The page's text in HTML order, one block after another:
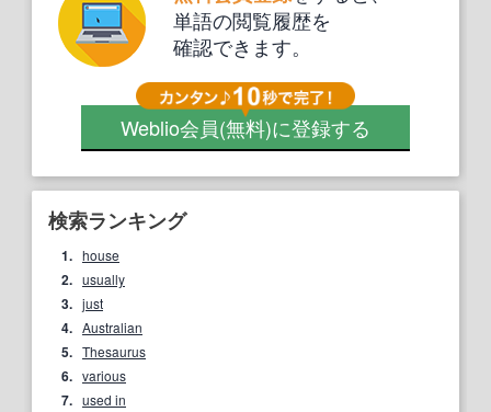
単語の閲覧履歴を
確認できます。
Weblio会員(無料)に登録する
検索ランキング
1. house
2. usually
3. just
4. Australian
5. Thesaurus
6. various
7. used in